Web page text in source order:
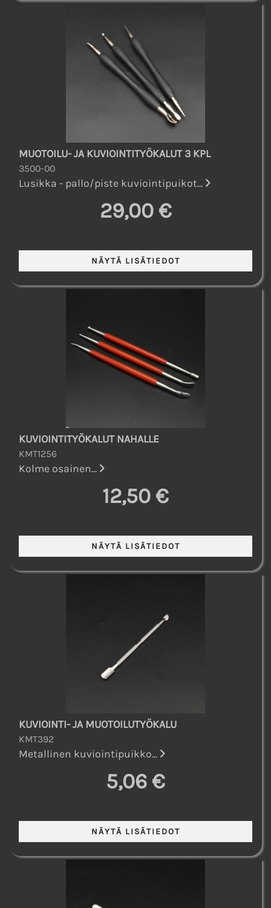
MUOTOILU- JA KUVIOINTITYÖKALUT 3 KPL
3500-00
Lusikka - pallo/piste kuviointipuikot...
29,00 €
KUVIOINTITYÖKALUT NAHALLE
KMT1256
Kolme osainen...
12,50 €
KUVIOINTI- JA MUOTOILUTYÖKALU
KMT392
Metallinen kuviointipuikko...
5,06 €